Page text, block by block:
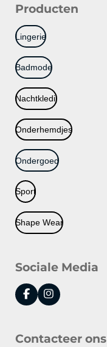
Producten
Lingerie
Badmode
Nachtkledij
Onderhemdjes
Ondergoed
Sport
Shape Wear
Sociale Media
F
a
b
I
n
a
Contacteer ons